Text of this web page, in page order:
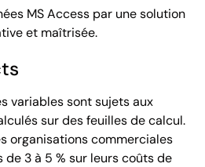
MS Access par une solution
et maîtrisée.
variables sont sujets aux
sur des feuilles de calcul.
organisations commerciales
3 à 5 % sur leurs coûts de